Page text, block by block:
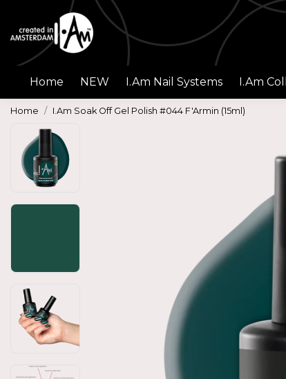
Home NEW I.Am Nail Systems I.Am
Home I.Am Soak Off Gel Polish #044 F'Armin (15ml)